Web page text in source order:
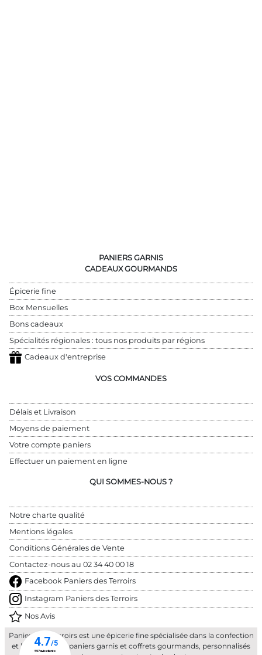
PANIERS GARNIS
CADEAUX GOURMANDS
Épicerie fine
Box Mensuelles
Bons cadeaux
Spécialités régionales : tous nos produits par régions
Cadeaux d'entreprise
VOS COMMANDES
Délais et Livraison
Moyens de paiement
Votre compte paniers
Effectuer un paiement en ligne
QUI SOMMES-NOUS ?
Notre charte qualité
Mentions légales
Conditions Générales de Vente
Contactez-nous au 02 34 40 00 18
Facebook Paniers des Terroirs
Instagram Paniers des Terroirs
Nos Avis
Paniers des Terroirs est une épicerie fine spécialisée dans la confection
et la livraison de paniers garnis et coffrets gourmands, personnalisés